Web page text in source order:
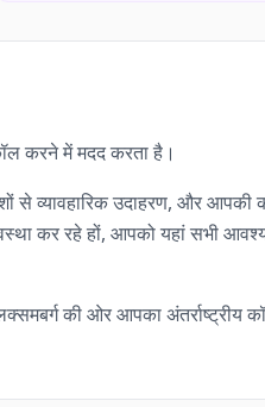
करने में मदद करता है।
से व्यावहारिक उदाहरण, और
कर रहे हों, आपको यहां सभी
की ओर आपका अंतर्राष्ट्रीय